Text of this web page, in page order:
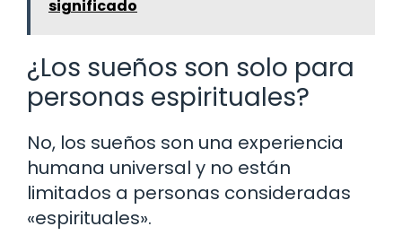
significado
¿Los sueños son solo para
personas espirituales?
No, los sueños son una experiencia
humana universal y no están
limitados a personas consideradas
«espirituales».